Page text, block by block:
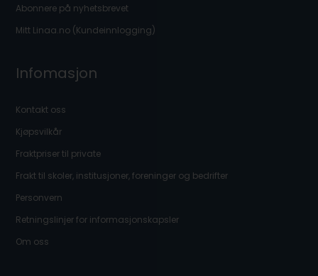
Abonnere på nyhetsbrevet
Mitt Linaa.no (Kundeinnlogging)
Infomasjon
Kontakt oss
Kjøpsvilkår
Fraktpriser til private
Frakt til skoler, institusjoner, foreninger og bedrifter
Personvern
Retningslinjer for informasjonskapsler
Om oss